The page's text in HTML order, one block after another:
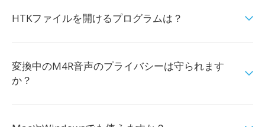
HTKファイルを開けるプログラムは？
変換中のM4R音声のプライバシーは守られます
か？